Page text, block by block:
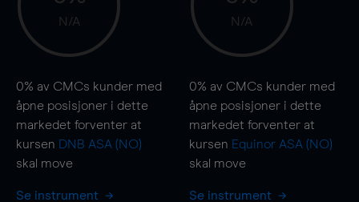
N/A
0% av CMCs kunder med
åpne posisjoner i dette
markedet forventer at
kursen DNB ASA (NO)
skal move
Se instrument
N/A
0% av CMCs kunder med
åpne posisjoner i dette
markedet forventer at
kursen Equinor ASA (NO)
skal move
Se instrument